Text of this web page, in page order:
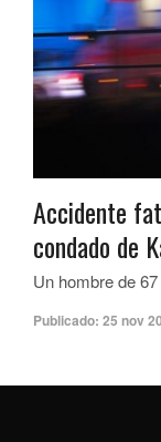
Accidente
condado de
Un hombre de
Publicado: 25 nov